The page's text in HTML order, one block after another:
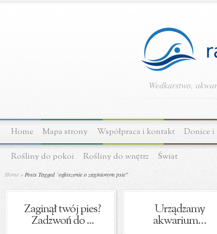
Wedkarstwo,
Home Mapa strony Współpraca i kontakt Donice i
Rośliny do pokoi Rośliny do wnętrz Świat
Home » Posts Tagged"ogłoszenie o zaginionym psie"
Zaginął twój pies?
Zadzwoń do ...
Urządzamy
akwarium…